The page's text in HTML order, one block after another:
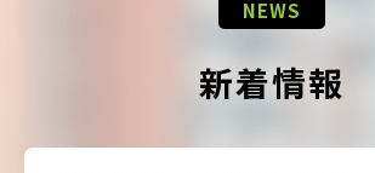
NEWS
新着情報